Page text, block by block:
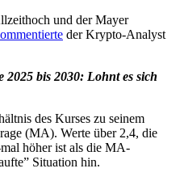
und der Mayer
der Krypto-Analyst
2025 bis 2030: Lohnt es sich
des Kurses zu seinem
(MA). Werte über 2,4, die
höher ist als die MA-
Situation hin.